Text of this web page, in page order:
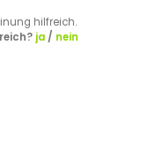
hilfreich.
ja/ nein